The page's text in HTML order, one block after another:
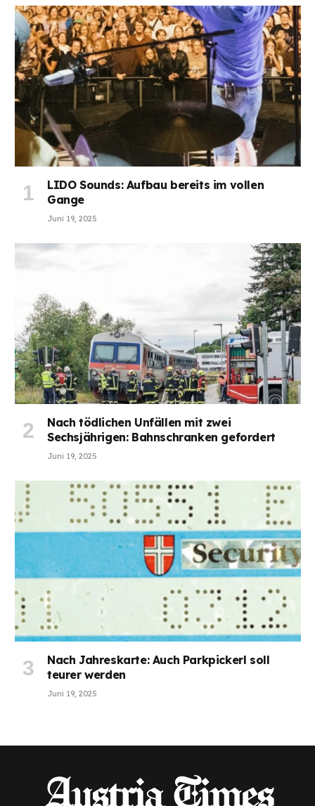
LIDO Sounds: Aufbau bereits im vollen
Gange
Juni 19, 2025
Nach tödlichen Unfällen mit zwei
Sechsjährigen: Bahnschranken gefordert
Juni 19, 2025
Nach Jahreskarte: Auch Parkpickerl soll
teurer werden
Juni 19, 2025